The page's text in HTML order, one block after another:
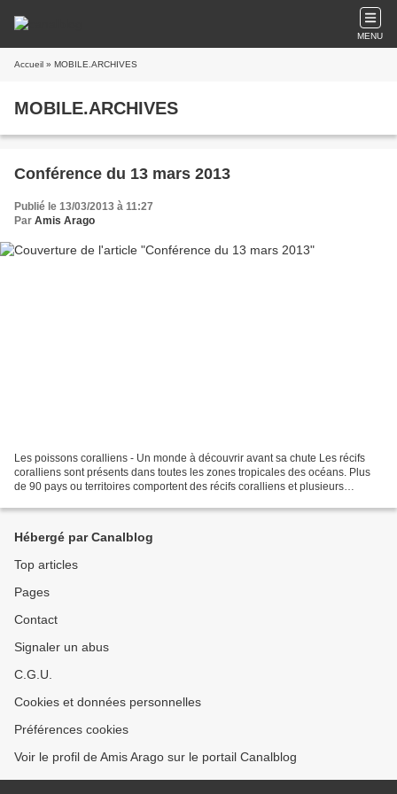
MENU
Accueil » MOBILE.ARCHIVES
MOBILE.ARCHIVES
Conférence du 13 mars 2013
Publié le 13/03/2013 à 11:27
Par Amis Arago
Les poissons coralliens - Un monde à découvrir avant sa chute Les récifs
coralliens sont présents dans toutes les zones tropicales des océans. Plus
de 90 pays ou territoires comportent des récifs coralliens et plusieurs
Hébergé par Canalblog
Top articles
Pages
Contact
Signaler un abus
C.G.U.
Cookies et données personnelles
Préférences cookies
Voir le profil de Amis Arago sur le portail Canalblog